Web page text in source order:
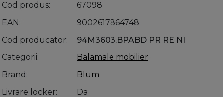
Cod produs
67098
EAN
9002617864748
Cod producator
94M3603.BPABD PR RE NI
Categorii
Balamale mobilier
Brand
Blum
Livrare locker
Da